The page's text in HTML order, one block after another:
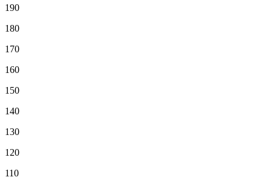
190
180
170
160
150
140
130
120
110